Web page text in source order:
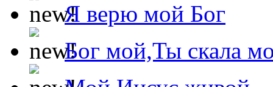
Я верю мой Бог
Бог мой,Ты скала